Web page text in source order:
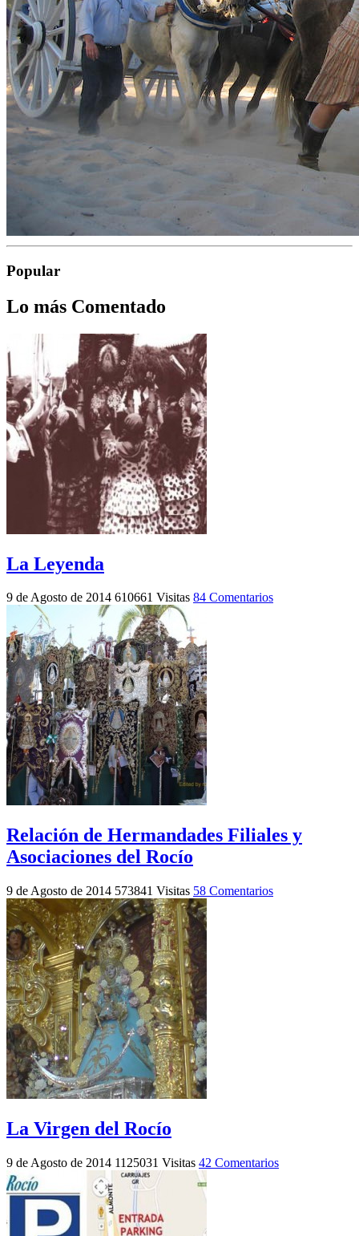
Popular
Lo más Comentado
La Leyenda
9 de Agosto de 2014 610661 Visitas 84 Comentarios
Relación de Hermandades Filiales y
Asociaciones del Rocío
9 de Agosto de 2014 573841 Visitas 58 Comentarios
La Virgen del Rocío
9 de Agosto de 2014 1125031 Visitas 42 Comentarios